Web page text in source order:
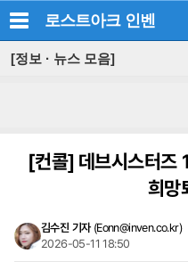
로스트아크 인벤
[정보 · 뉴스 모음]
[컨콜]데브시스터즈
희망
김수진 기자 (Eonn@inven.co.kr)
2026-05-11 18:50